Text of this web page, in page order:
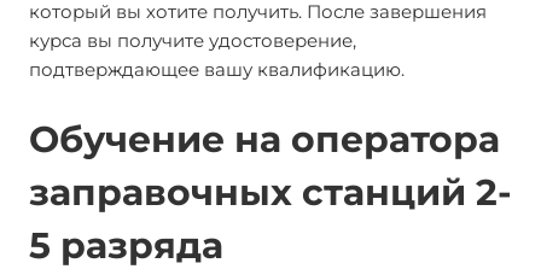
который вы хотите получить. После завершения
курса вы получите удостоверение,
подтверждающее вашу квалификацию.
Обучение на оператора
заправочных станций 2-
5 разряда